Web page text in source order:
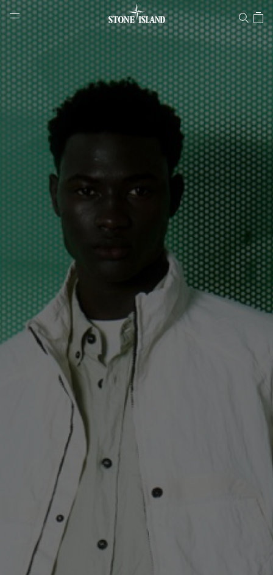
Stone Island Online Store
NAVIGATION.ARIA.GOTOMAINCONTENT
LABEL.SHOPPINGCOUNTRY ÖSTERREICH